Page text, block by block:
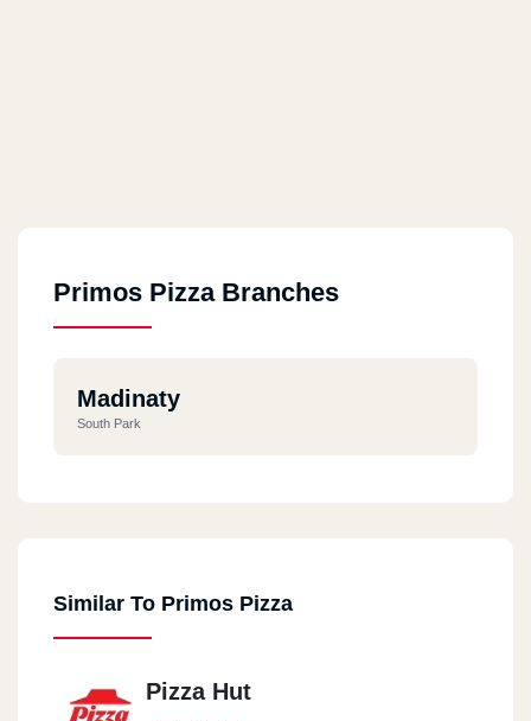
Primos Pizza Branches
Madinaty
South Park
Similar To Primos Pizza
Pizza Hut